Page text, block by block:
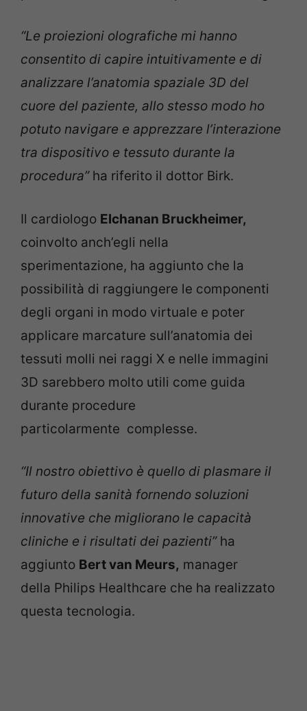
“Le proiezioni olografiche mi hanno
consentito di capire intuitivamente e di
analizzare l’anatomia spaziale 3D del
cuore del paziente, allo stesso modo ho
potuto navigare e apprezzare l’interazione
tra dispositivo e tessuto durante la
procedura”ha riferito il dottor Birk.
Il cardiologo Elchanan Bruckheimer,
coinvolto anch’egli nella
sperimentazione, ha aggiunto che la
possibilità di raggiungere le componenti
degli organi in modo virtuale e poter
applicare marcature sull’anatomia dei
tessuti molli nei raggi X e nelle immagini
3D sarebbero molto utili come guida
durante procedure
particolarmente complesse.
“Il nostro obiettivo è quello di plasmare il
futuro della sanità fornendo soluzioni
innovative che migliorano le capacità
cliniche e i risultati dei pazienti”ha
aggiunto Bert van Meurs, manager
della Philips Healthcare che ha realizzato
questa tecnologia.